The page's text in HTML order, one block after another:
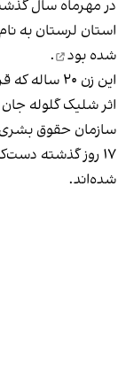
در مهرماه سال
استان لرستان به
شده بود
.
این زن ۲۰
اثر شلیک گلوله
سازمان حقوق بشری
١٧ روز گذشته
شده‌اند.